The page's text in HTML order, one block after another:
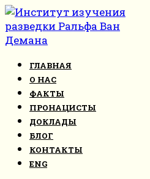
Перейти
к
контенту
ГЛАВНАЯ
О НАС
ФАКТЫ
ПРОНАЦИСТЫ
ДОКЛАДЫ
БЛОГ
КОНТАКТЫ
ENG